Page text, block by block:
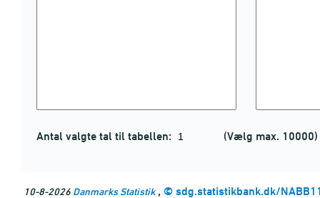
Antal valgte tal til tabellen: (Vælg max. 10000)
10-8-2026 Danmarks Statistik, © sdg.statistikbank.dk/